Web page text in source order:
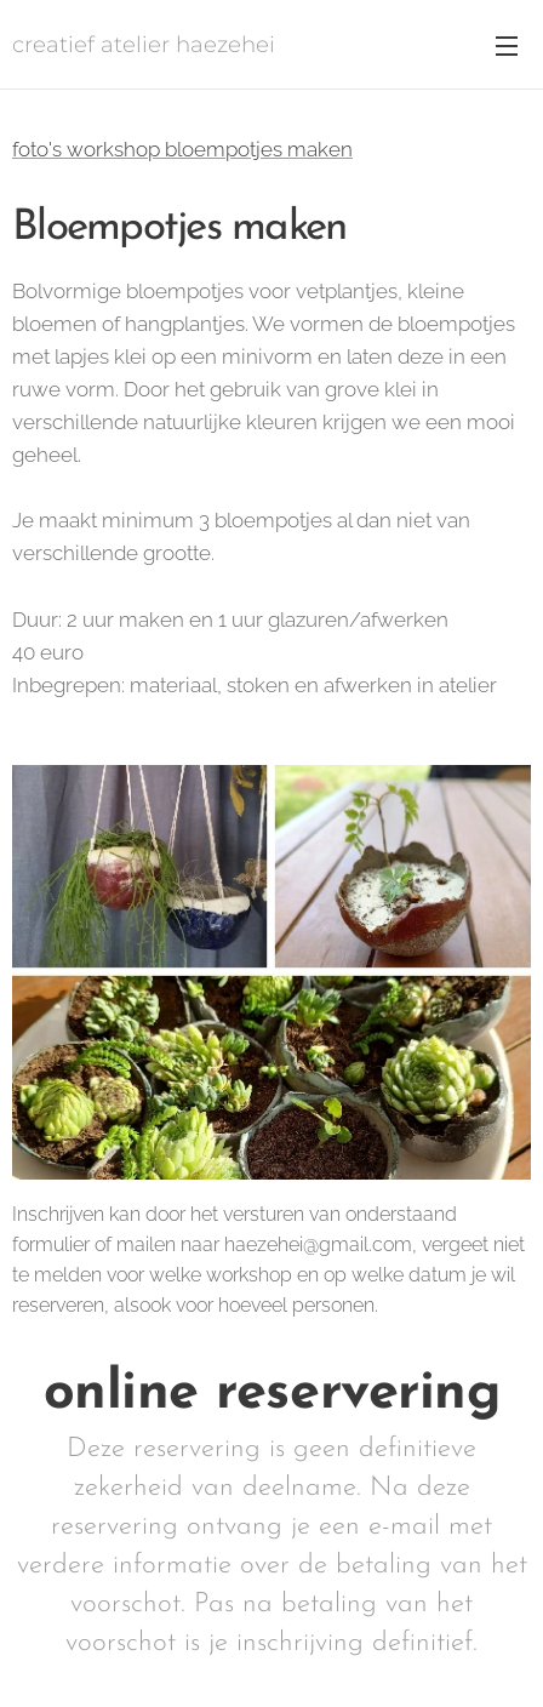
creatief atelier haezehei
foto's workshop bloempotjes maken
Bloempotjes maken
Bolvormige bloempotjes voor vetplantjes, kleine
bloemen of hangplantjes. We vormen de bloempotjes
met lapjes klei op een minivorm en laten deze in een
ruwe vorm. Door het gebruik van grove klei in
verschillende natuurlijke kleuren krijgen we een mooi
geheel.
Je maakt minimum 3 bloempotjes al dan niet van
verschillende grootte.
Duur: 2 uur maken en 1 uur glazuren/afwerken
40 euro
Inbegrepen: materiaal, stoken en afwerken in atelier
Inschrijven kan door het versturen van onderstaand
formulier of mailen naar haezehei@gmail.com, vergeet niet
te melden voor welke workshop en op welke datum je wil
reserveren, alsook voor hoeveel personen.
online reservering
Deze reservering is geen definitieve
zekerheid van deelname. Na deze
reservering ontvang je een e-mail met
verdere informatie over de betaling van het
voorschot. Pas na betaling van het
voorschot is je inschrijving definitief.